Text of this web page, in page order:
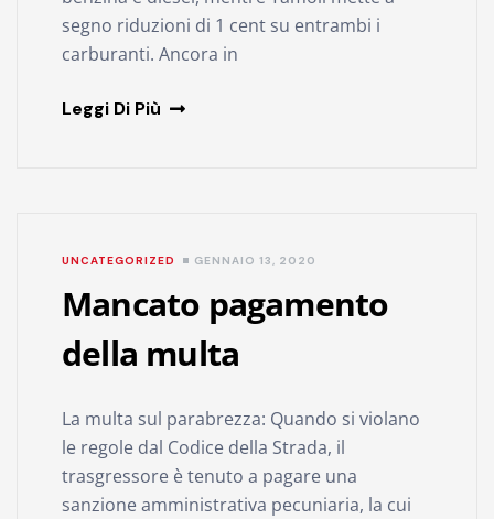
segno riduzioni di 1 cent su entrambi i
carburanti. Ancora in
Leggi Di Più
Mancato pagamento
della multa
UNCATEGORIZED GENNAIO 13, 2020
La multa sul parabrezza: Quando si violano
le regole dal Codice della Strada, il
trasgressore è tenuto a pagare una
sanzione amministrativa pecuniaria, la cui